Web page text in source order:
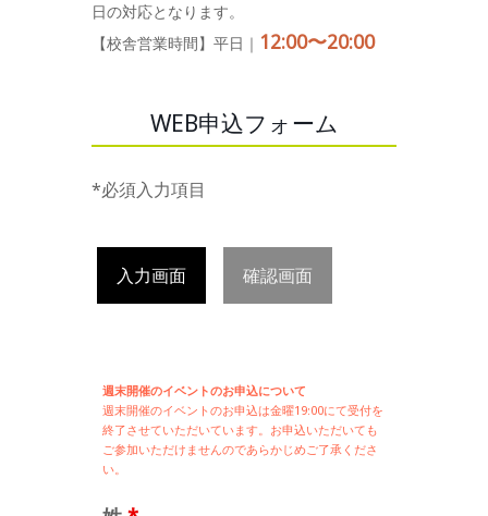
日の対応となります。
【校舎営業時間】平日｜ 12:00〜20:00
WEB申込フォーム
*必須入力項目
入力画面 確認画面
週末開催のイベントのお申込について
週末開催のイベントのお申込は金曜19:00にて受付を
終了させていただいています。お申込いただいても
ご参加いただけませんのであらかじめご了承くださ
い。